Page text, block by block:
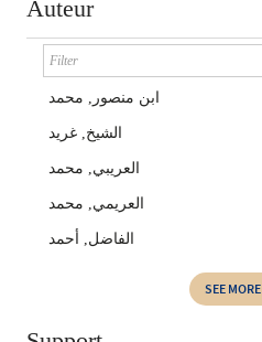
Auteur
ابن منصور, محمد
الشيخ, غريد
العريبي, محمد
العريمي, محمد
الفاضل, أحمد
SEE MORE